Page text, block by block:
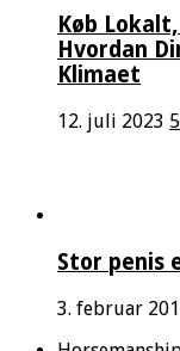
Køb
Hvordan
Klimaet
12. juli 2023 5
Stor penis
3. februar